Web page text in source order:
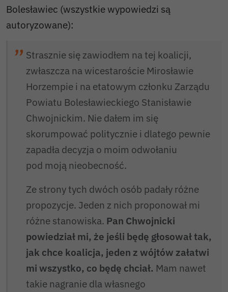
Bolesławiec (wszystkie wypowiedzi są
autoryzowane):
Strasznie się zawiodłem na tej koalicji,
zwłaszcza na wicestaroście Mirosławie
Horzempie i na etatowym członku Zarządu
Powiatu Bolesławieckiego Stanisławie
Chwojnickim. Nie dałem im się
skorumpować politycznie i dlatego pewnie
zapadła decyzja o moim odwołaniu
pod moją nieobecność.
Ze strony tych dwóch osób padały różne
propozycje. Jeden z nich proponował mi
różne stanowiska. Pan Chwojnicki
powiedział mi, że jeśli będę głosował tak,
jak chce koalicja, jeden z wójtów załatwi
mi wszystko, co będę chciał. Mam nawet
takie nagranie dla własnego